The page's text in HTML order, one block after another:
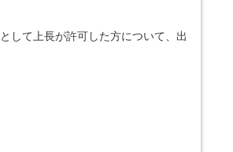
して上長が許可した方について、出